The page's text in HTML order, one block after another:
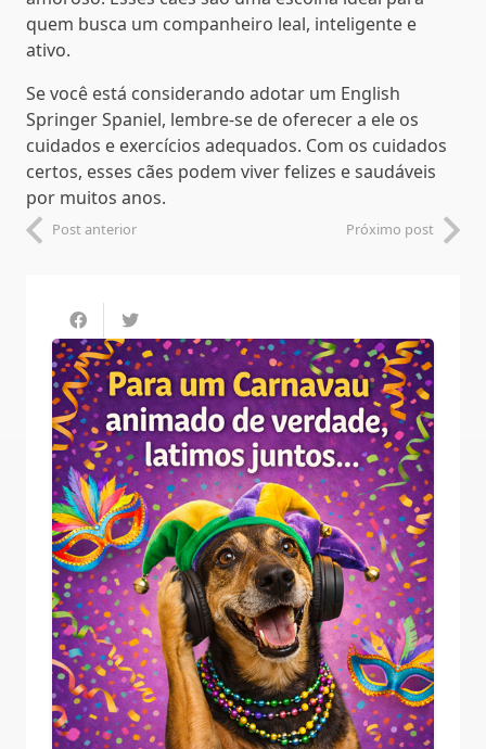
quem busca um companheiro leal, inteligente e
ativo.
Se você está considerando adotar um English
Springer Spaniel, lembre-se de oferecer a ele os
cuidados e exercícios adequados. Com os cuidados
certos, esses cães podem viver felizes e saudáveis
por muitos anos.
Post anterior Próximo post